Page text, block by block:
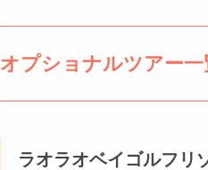
オプショナルツアー一
ラオラオベイゴルフリ